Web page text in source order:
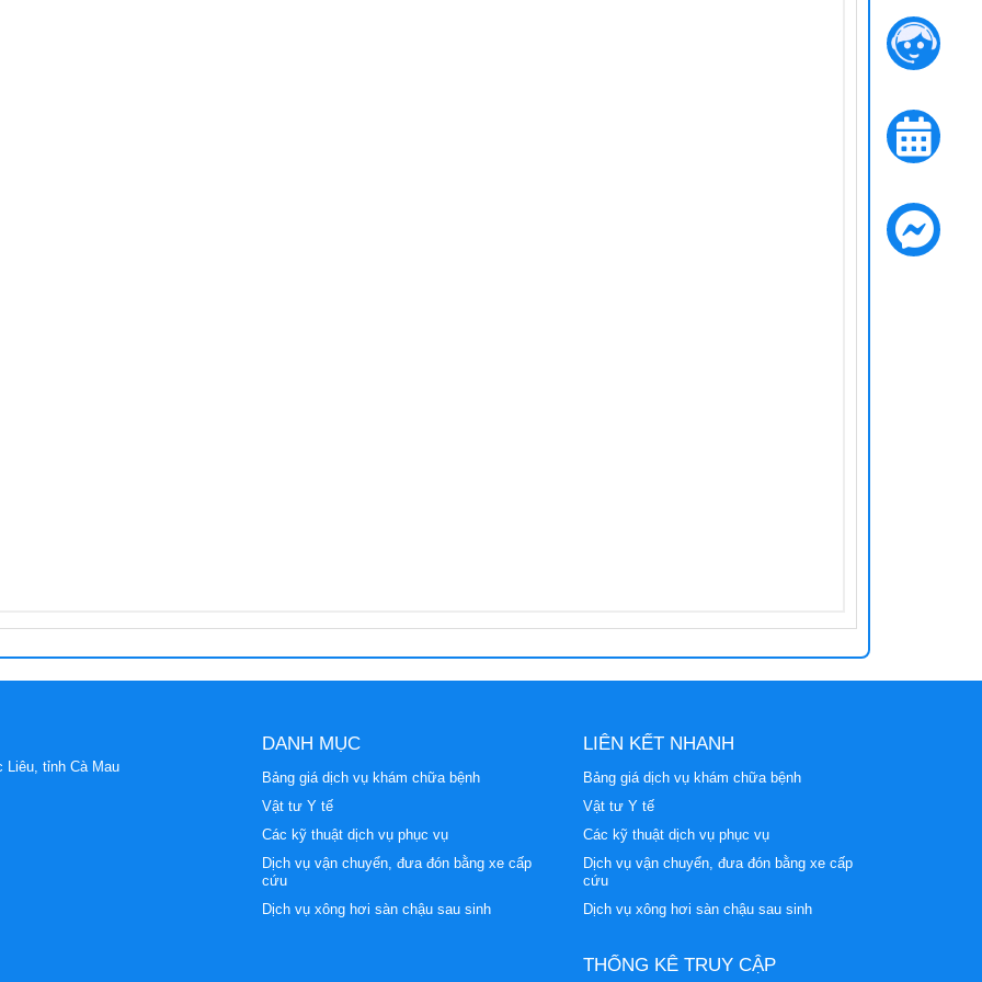
tỉnh Cà Mau
DANH MỤC
Bảng giá dịch vụ khám chữa bệnh
Vật tư Y tế
Các kỹ thuật dịch vụ phục vụ
Dịch vụ vận chuyển, đưa đón bằng xe cấp
cứu
Dịch vụ xông hơi sàn chậu sau sinh
LIÊN KẾT NHANH
Bảng giá dịch vụ khám chữa bệnh
Vật tư Y tế
Các kỹ thuật dịch vụ phục vụ
Dịch vụ vận chuyển, đưa đón bằng xe cấp
cứu
Dịch vụ xông hơi sàn chậu sau sinh
THỐNG KÊ TRUY CẬP